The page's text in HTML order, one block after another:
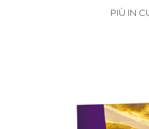
PIÙ IN